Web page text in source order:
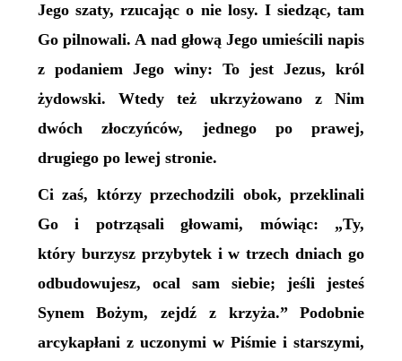
Jego szaty, rzucając o nie losy. I siedząc, tam
Go pilnowali. A nad głową Jego umieścili napis
z podaniem Jego winy: To jest Jezus, król
żydowski. Wtedy też ukrzyżowano z Nim
dwóch złoczyńców, jednego po prawej,
drugiego po lewej stronie.
Ci zaś, którzy przechodzili obok, przeklinali
Go i potrząsali głowami, mówiąc: „Ty,
który burzysz przybytek i w trzech dniach go
odbudowujesz, ocal sam siebie; jeśli jesteś
Synem Bożym, zejdź z krzyża.” Podobnie
arcykapłani z uczonymi w Piśmie i starszymi,